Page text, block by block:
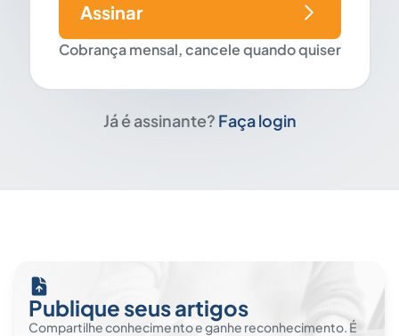
Cobrança mensal, cancele quando quiser
Assinar
Já é assinante? Faça login
Publique seus artigos
Compartilhe conhecimento e ganhe reconhecimento. É